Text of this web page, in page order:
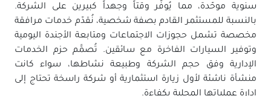
سنوية موحّدة، مما يُوفّر وقتاً وجهداً كبيرين على الشركة.
بالنسبة للمستثمر القادم بصفة شخصية، نُقدّم خدمات مرافقة
مخصصة تشمل حجوزات الاجتماعات ومتابعة الأجندة اليومية
وتوفير السيارات الفاخرة مع سائقين. تُصمَّم حزم الخدمات
الإدارية وفق حجم الشركة وطبيعة نشاطها، سواء كانت
منشأة ناشئة لأول زيارة استثمارية أو شركة راسخة تحتاج إلى
إدارة عملياتها المحلية بكفاءة.